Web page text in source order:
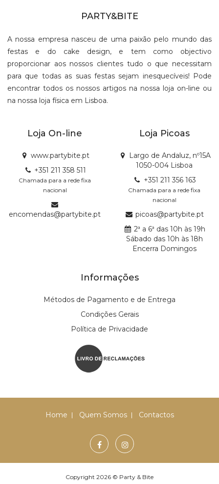
PARTY&BITE
A nossa empresa nasceu de uma paixão pelo mundo das
festas e do cake design, e tem como objectivo
proporcionar aos nossos clientes tudo o que necessitam
para que todas as suas festas sejam inesquecíveis! Pode
encontrar todos os nossos artigos na nossa loja on-line ou
na nossa loja física em Lisboa.
Loja On-line
www.partybite.pt
+351 211 358 511
Chamada para a rede fixa
nacional
encomendas@partybite.pt
Loja Picoas
Largo de Andaluz, nº15A
1050-004 Lisboa
+351 211 356 163
Chamada para a rede fixa
nacional
picoas@partybite.pt
2ª a 6ª das 10h às 19h
Sábado das 10h às 18h
Encerra Domingos
Informações
Métodos de Pagamento e de Entrega
Condições Gerais
Política de Privacidade
Home Quem Somos Contactos
Copyright 2026 © Party & Bite